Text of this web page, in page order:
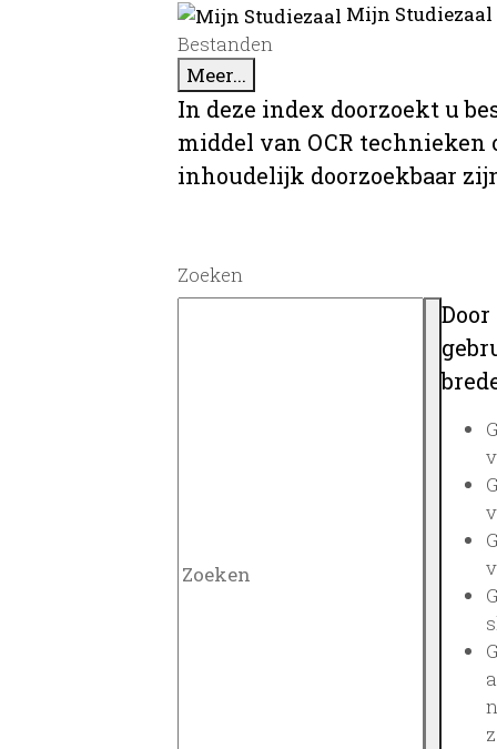
Mijn
Bestanden
Meer...
In deze index doorzoekt u
middel van OCR
inhoudelijk doorzoekbaar
Zoeken